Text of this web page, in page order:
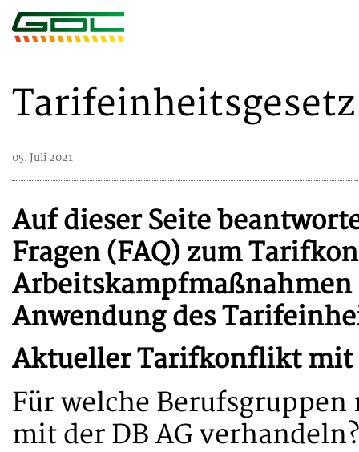
Tarifeinheitsgesetz
05. Juli 2021
Auf dieser Seite
Fragen (FAQ) zum
Arbeitskampfmaßnahmen
Anwendung des
Aktueller Tarifkonflikt mit
Für welche
mit der DB AG verhandeln?